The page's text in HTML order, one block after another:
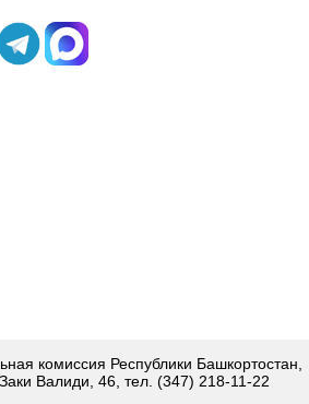
комиссия Республики Башкортостан,
Валиди, 46, тел. (347) 218-11-22